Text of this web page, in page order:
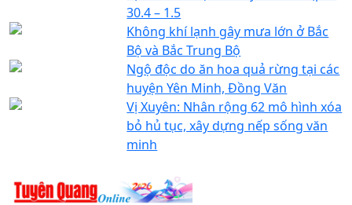
30.4 – 1.5
Không khí lạnh gây mưa lớn ở Bắc
Bộ và Bắc Trung Bộ
Ngộ độc do ăn hoa quả rừng tại các
huyện Yên Minh, Đồng Văn
Vị Xuyên: Nhân rộng 62 mô hình xóa
bỏ hủ tục, xây dựng nếp sống văn
minh